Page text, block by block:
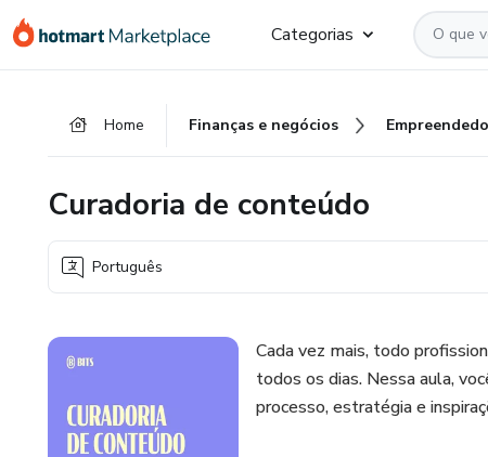
para
para
para
Categorias
Home Finanças e negócios
Curadoria de conteúdo
Português
Cada vez mais, todo
todos os dias. Nessa aula,
processo, estratégia e